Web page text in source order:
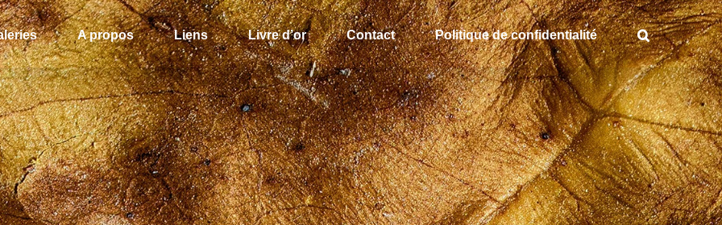
A propos Liens Livre d’or Contact Politique de confidentialité